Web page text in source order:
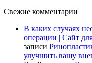
Свежие комментарии
В каких случаях
операции | Сайт
записи
улучшить вашу